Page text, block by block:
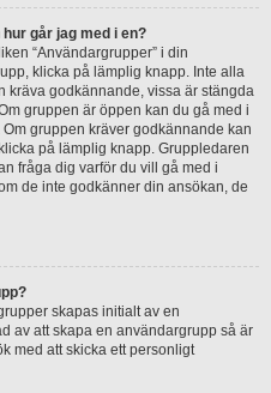
går jag med i en?
“Användargrupper” i din
klicka på lämplig knapp. Inte alla
kräva godkännande, vissa är stängda
gruppen är öppen kan du gå med i
gruppen kräver godkännande kan
på lämplig knapp. Gruppledaren
fråga dig varför du vill gå med i
de inte godkänner din ansökan, de
skapas initialt av en
av att skapa en användargrupp så är
med att skicka ett personligt